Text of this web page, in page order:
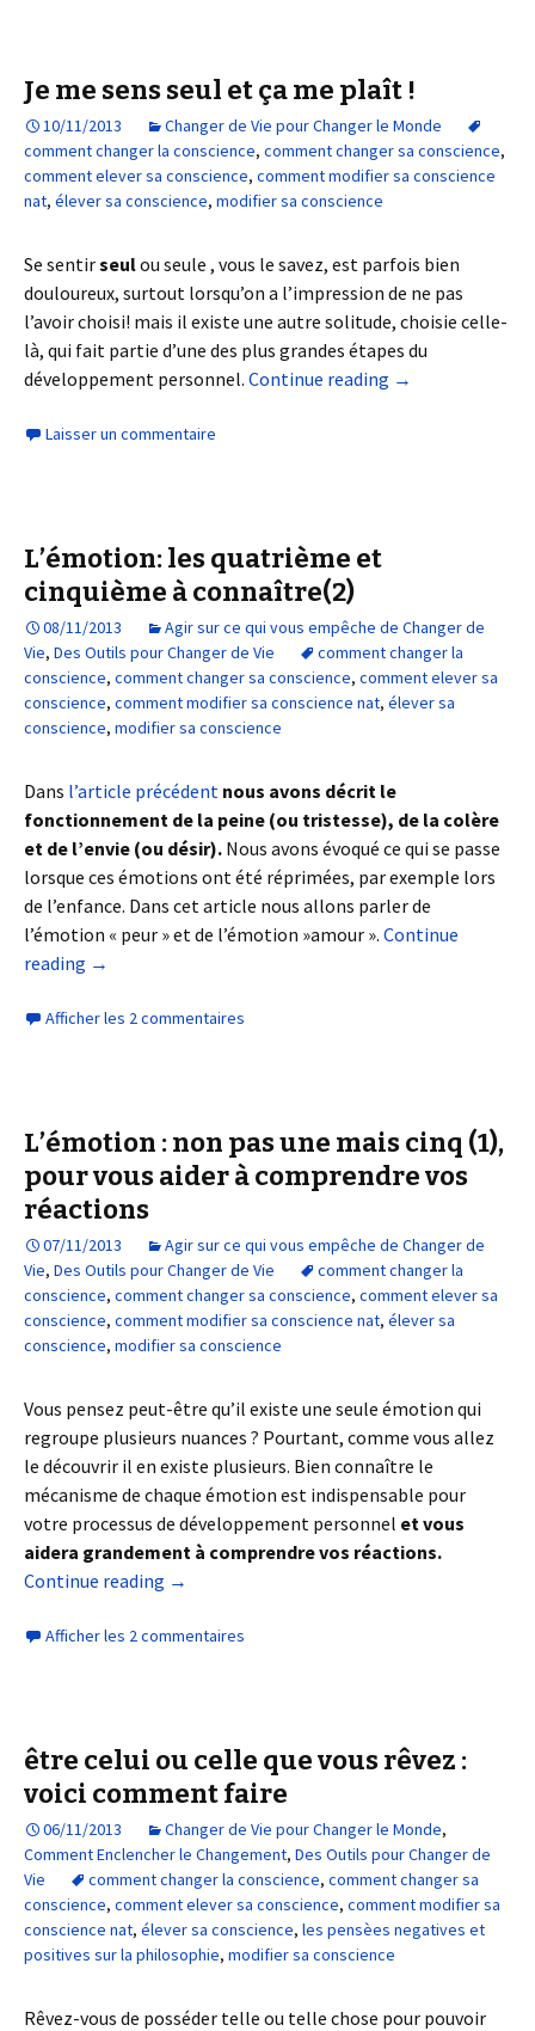
Je me sens seul et ça me plaît !
10/11/2013
Changer de Vie pour Changer le Monde
comment changer la conscience, comment changer sa conscience,
comment elever sa conscience, comment modifier sa conscience
nat, élever sa conscience, modifier sa conscience
Se sentirseulou seule , vous le savez, est parfois bien
douloureux, surtout lorsqu’on a l’impression de ne pas
l’avoir choisi! mais il existe une autre solitude, choisie celle-
là, qui fait partie d’une des plus grandes étapes du
développement personnel. Continue reading →
Laisser un commentaire
L’émotion: les quatrième et
cinquième à connaître(2)
08/11/2013
Agir sur ce qui vous empêche de Changer de
Vie, Des Outils pour Changer de Vie
comment changer la
conscience, comment changer sa conscience, comment elever sa
conscience, comment modifier sa conscience nat, élever sa
conscience, modifier sa conscience
Dans l’article précédent nous avons décrit le
fonctionnement de la peine (ou tristesse), de la colère
et de l’envie (ou désir). Nous avons évoqué ce qui se passe
lorsque ces émotions ont été réprimées, par exemple lors
de l’enfance. Dans cet article nous allons parler de
l’émotion « peur » et de l’émotion »amour ». Continue
reading →
Afficher les 2 commentaires
L’émotion : non pas une mais cinq (1),
pour vous aider à comprendre vos
réactions
07/11/2013
Agir sur ce qui vous empêche de Changer de
Vie, Des Outils pour Changer de Vie
comment changer la
conscience, comment changer sa conscience, comment elever sa
conscience, comment modifier sa conscience nat, élever sa
conscience, modifier sa conscience
Vous pensez peut-être qu’il existe une seule émotion qui
regroupe plusieurs nuances ? Pourtant, comme vous allez
le découvrir il en existe plusieurs. Bien connaître le
mécanisme de chaque émotion est indispensable pour
votre processus de développement personnel et vous
aidera grandement à comprendre vos réactions.
Continue reading →
Afficher les 2 commentaires
être celui ou celle que vous rêvez :
voici comment faire
06/11/2013 Changer de Vie pour Changer le Monde,
Comment Enclencher le Changement, Des Outils pour Changer de
Vie
comment changer la conscience, comment changer sa
conscience, comment elever sa conscience, comment modifier sa
conscience nat, élever sa conscience, les pensèes negatives et
positives sur la philosophie, modifier sa conscience
Rêvez-vous de posséder telle ou telle chose pour pouvoir